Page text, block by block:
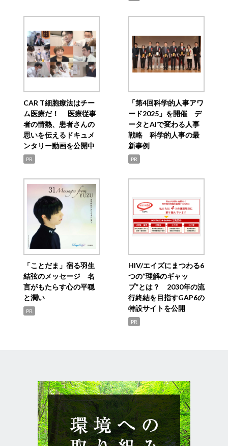
CAR T細胞療法はチー
ム医療だ！ 医療従事
者の情熱、患者さんの
思いを伝えるドキュメ
ンタリー動画を公開中
PR
「第4回科学的人事アワ
ード2025」を開催 デ
ータとAIで変わる人事
戦略 科学的人事の最
新事例
PR
「ことだま」宿る羽生
結弦のメッセージ 名
言がもたらす心の平穏
と潤い
PR
HIV/エイズにまつわる6
つの“理解のギャッ
プ”とは？ 2030年の流
行終結を目指すGAP6の
特設サイトを公開
PR